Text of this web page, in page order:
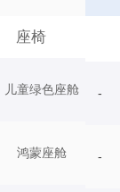
座椅
儿童绿色座舱
鸿蒙座舱
-
-